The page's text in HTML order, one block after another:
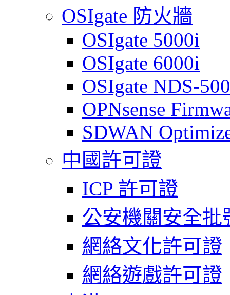
OSIgate 防火牆
OSIgate 5000i
OSIgate 6000i
OSIgate NDS-
OPNsense
SDWAN
中國許可證
ICP 許可證
公安機關安全批
網絡文化許可證
網絡遊戲許可證